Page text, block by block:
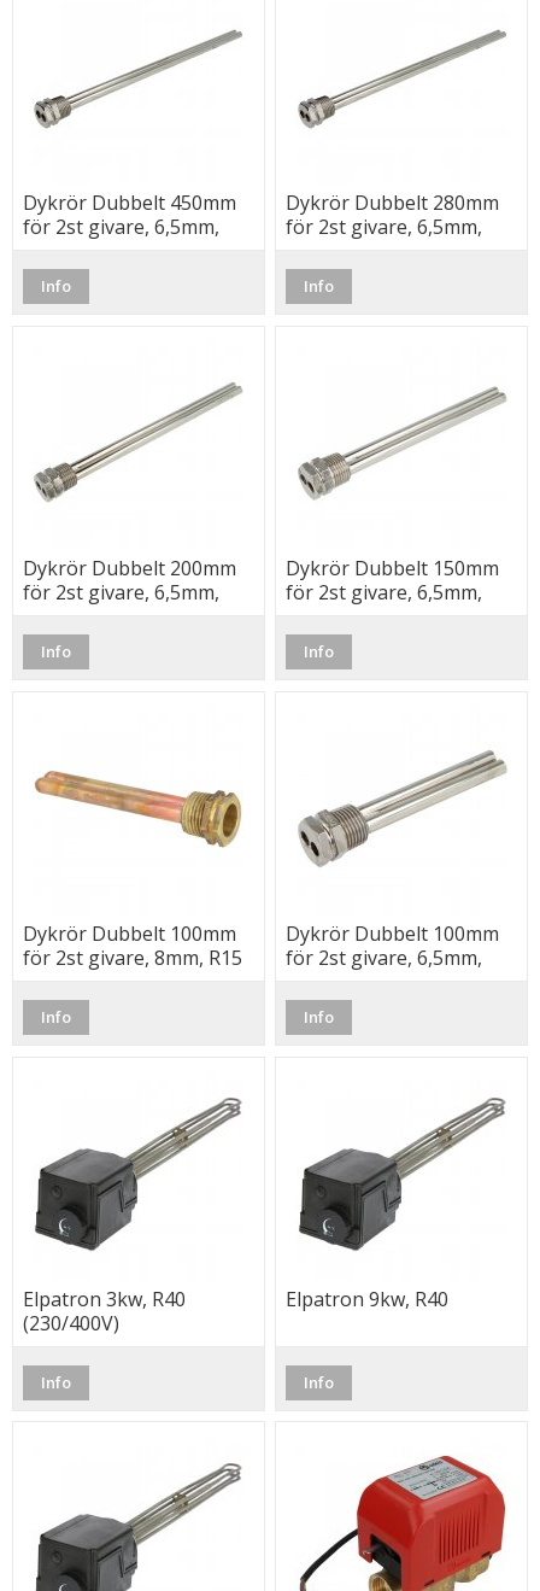
Dykrör Dubbelt 450mm
för 2st givare, 6,5mm,
Info
Dykrör Dubbelt 280mm
för 2st givare, 6,5mm,
Info
Dykrör Dubbelt 200mm
för 2st givare, 6,5mm,
Info
Dykrör Dubbelt 150mm
för 2st givare, 6,5mm,
Info
Dykrör Dubbelt 100mm
för 2st givare, 8mm, R15
Info
Dykrör Dubbelt 100mm
för 2st givare, 6,5mm,
Info
Elpatron 3kw, R40
(230/400V)
Info
Elpatron 9kw, R40
Info